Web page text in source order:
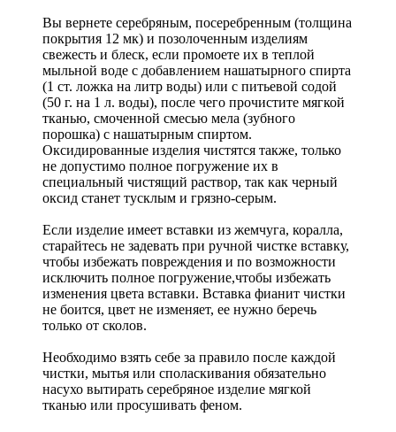
Вы вернете серебряным, посеребренным (толщина
покрытия 12 мк) и позолоченным изделиям
свежесть и блеск, если промоете их в теплой
мыльной воде с добавлением нашатырного спирта
(1 ст. ложка на литр воды) или с питьевой содой
(50 г. на 1 л. воды), после чего прочистите мягкой
тканью, смоченной смесью мела (зубного
порошка) с нашатырным спиртом.
Оксидированные изделия чистятся также, только
не допустимо полное погружение их в
специальный чистящий раствор, так как черный
оксид станет тусклым и грязно-серым.
Если изделие имеет вставки из жемчуга, коралла,
старайтесь не задевать при ручной чистке вставку,
чтобы избежать повреждения и по возможности
исключить полное погружение,чтобы избежать
изменения цвета вставки. Вставка фианит чистки
не боится, цвет не изменяет, ее нужно беречь
только от сколов.
Необходимо взять себе за правило после каждой
чистки, мытья или споласкивания обязательно
насухо вытирать серебряное изделие мягкой
тканью или просушивать феном.